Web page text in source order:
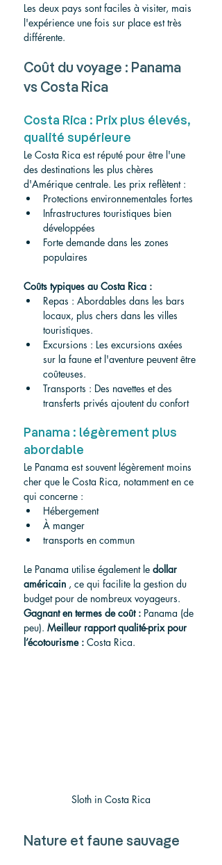
Les deux pays sont faciles à visiter, mais
l'expérience une fois sur place est très
différente.
Coût du voyage : Panama
vs Costa Rica
Costa Rica : Prix plus élevés,
qualité supérieure
Le Costa Rica est réputé pour être l'une
des destinations les plus chères
d'Amérique centrale. Les prix reflètent :
Protections environnementales fortes
Infrastructures touristiques bien
développées
Forte demande dans les zones
populaires
Coûts typiques au Costa Rica :
Repas : Abordables dans les bars
locaux, plus chers dans les villes
touristiques.
Excursions : Les excursions axées
sur la faune et l'aventure peuvent être
coûteuses.
Transports : Des navettes et des
transferts privés ajoutent du confort
Panama : légèrement plus
abordable
Le Panama est souvent légèrement moins
cher que le Costa Rica, notamment en ce
qui concerne :
Hébergement
À manger
transports en commun
Le Panama utilise également le dollar
américain , ce qui facilite la gestion du
budget pour de nombreux voyageurs.
Gagnant en termes de coût : Panama (de
peu). Meilleur rapport qualité-prix pour
l’écotourisme : Costa Rica.
Sloth in Costa Rica
Nature et faune sauvage